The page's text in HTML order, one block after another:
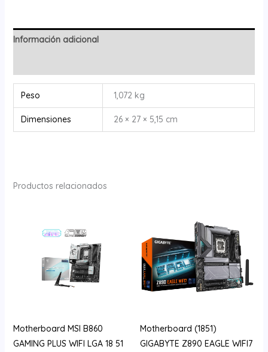
Información adicional
Peso 1,072 kg
Dimensiones 26 × 27 × 5,15 cm
Productos relacionados
Motherboard MSI B860
GAMING PLUS WIFI LGA 18 51
Motherboard (1851)
GIGABYTE Z890 EAGLE WIFI7